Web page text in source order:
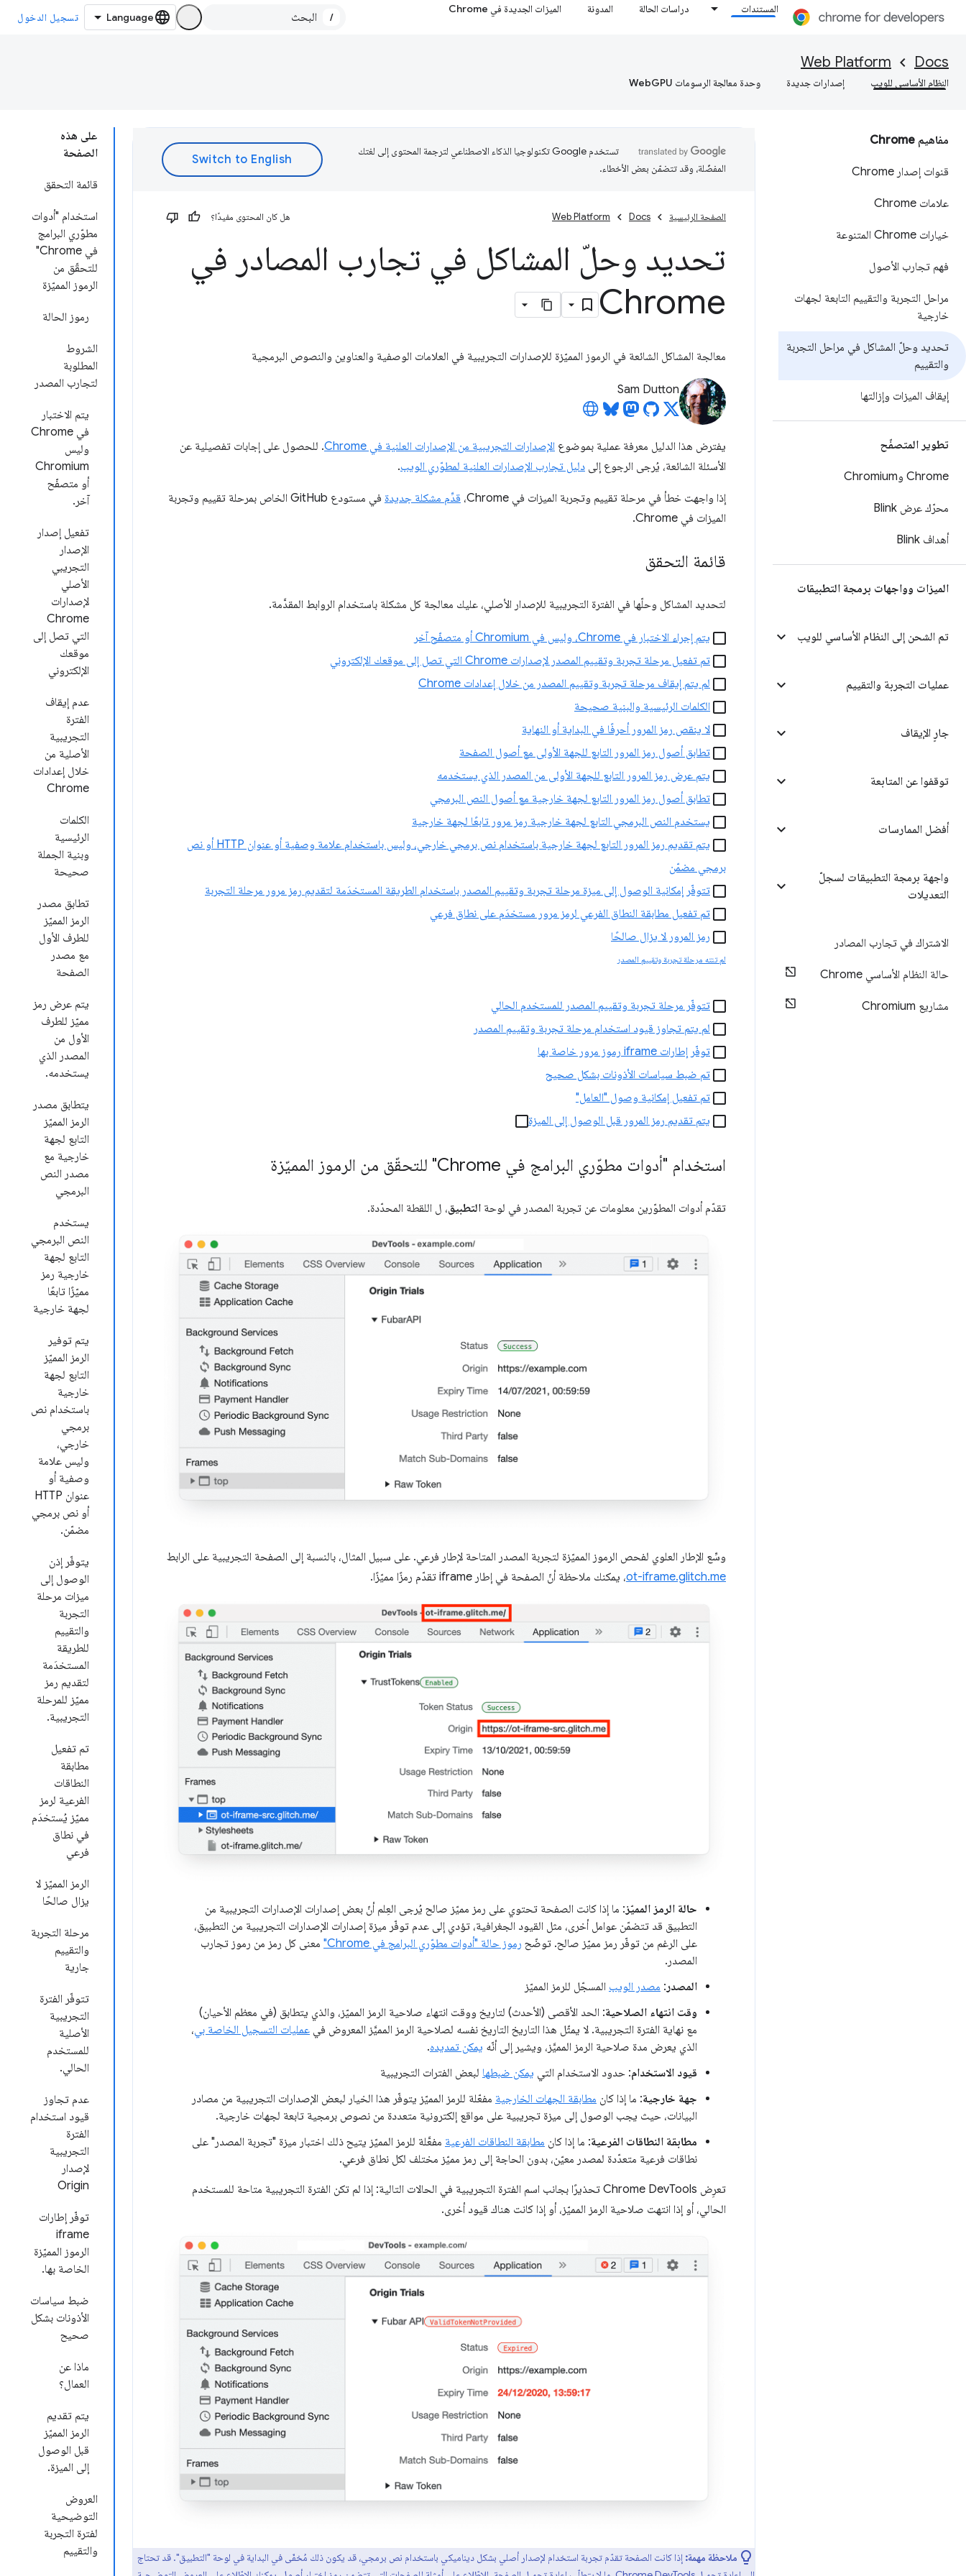
المستندات دراسات الحالة المدونة الميزات الجديدة في Chrome
/ تسجيل الدخول
Docs
Web Platform
النظام الأساسي للويب إصدارات جديدة وحدة معالجة الرسومات WebGPU
مفاهيم Chrome
قنوات إصدار Chrome
علامات Chrome
خيارات Chrome المتنوعة
فهم تجارب الأصول
مراحل التجربة والتقييم التابعة لجهات
خارجية
تحديد وحلّ المشاكل في مراحل التجربة
والتقييم
إيقاف الميزات وإزالتها
تطوير المتصفّح
Chrome وChromium
محرّك عرض Blink
أهداف Blink
الميزات وواجهات برمجة التطبيقات
تم الشحن إلى النظام الأساسي للويب
عمليات التجربة والتقييم
جارٍ الإيقاف
توقفوا عن المتابعة
أفضل الممارسات
واجهة برمجة التطبيقات لسجلّ
التعديلات
الاشتراك في تجارب المصادر
حالة النظام الأساسي Chrome
مشاريع Chromium
على هذه
الصفحة
قائمة التحقق
استخدام "أدوات
مطوّري البرامج
في Chrome"
للتحقّق من
الرموز المميّزة
رموز الحالة
الشروط
المطلوبة
لتجارب المصدر
يتم الاختبار
في Chrome
وليس
Chromium
أو متصفّح
آخر.
تفعيل إصدار
الإصدار
التجريبي
الأصلي
لإصدارات
Chrome
التي تصل إلى
موقعك
الإلكتروني
عدم إيقاف
الفترة
التجريبية
الأصلية من
خلال إعدادات
Chrome
الكلمات
الرئيسية
وبنية الجملة
صحيحة
تطابق مصدر
الرمز المميّز
للطرف الأول
مع مصدر
الصفحة
يتم عرض رمز
مميّز للطرف
الأول من
المصدر الذي
يستخدمه.
يتطابق مصدر
الرمز المميّز
التابع لجهة
خارجية مع
مصدر النص
البرمجي
يستخدم
النص البرمجي
التابع لجهة
خارجية رمز
مميّزًا تابعًا
لجهة خارجية
يتم توفير
الرمز المميّز
التابع لجهة
خارجية
باستخدام نص
برمجي
خارجي،
وليس علامة
وصفية أو
عنوان HTTP
أو نص برمجي
مضمّن.
يتوفّر إذن
الوصول إلى
ميزات مرحلة
التجربة
والتقييم
للطريقة
المستخدَمة
لتقديم رمز
مميّز للمرحلة
التجريبية.
تم تفعيل
مطابقة
النطاقات
الفرعية لرمز
مميّز يُستخدَم
في نطاق
فرعي
الرمز المميّز لا
يزال صالحًا
مرحلة التجربة
والتقييم
جارية
تتوفّر الفترة
التجريبية
الأصلية
للمستخدم
الحالي.
عدم تجاوز
قيود استخدام
الفترة
التجريبية
لإصدار
Origin
توفّر إطارات
iframe
الرموز المميّزة
الخاصة بها.
ضبط سياسات
الأذونات بشكل
صحيح
ماذا عن
العمال؟
يتم تقديم
الرمز المميّز
قبل الوصول
إلى الميزة.
العروض
التوضيحية
لفترة التجربة
والتقييم
تستخدم Google تكنولوجيا الذكاء الاصطناعي لترجمة المحتوى إلى لغتك
المفضّلة، وقد تتضمّن بعض الأخطاء.
الصفحة الرئيسية Docs
Web Platform هل كان المحتوى مفيدًا؟
تحديد وحلّ المشاكل في تجارب المصادر في
Chrome
معالجة المشاكل الشائعة في الرموز المميّزة للإصدارات التجريبية في العلامات الوصفية والعناوين والنصوص البرمجية
Sam Dutton
يفترض هذا الدليل معرفة عملية بموضوع الإصدارات التجريبية من الإصدارات العلنية في Chrome
. للحصول على إجابات تفصيلية عن
الأسئلة الشائعة، يُرجى الرجوع إلى دليل تجارب الإصدارات العلنية لمطوّري الويب.
إذا واجهت خطأ في مرحلة تقييم وتجربة الميزات في Chrome، قدِّم مشكلة جديدة
في مستودع GitHub الخاص بمرحلة تقييم وتجربة
الميزات في Chrome.
قائمة التحقق
لتحديد المشاكل وحلّها في الفترة التجريبية للإصدار الأصلي، عليك معالجة كل مشكلة باستخدام الروابط المقدَّمة.
يتم إجراء الاختبار في Chrome، وليس في Chromium أو متصفّح آخر
تم تفعيل مرحلة تجربة وتقييم المصدر لإصدارات Chrome التي تصل إلى موقعك الإلكتروني
لم يتم إيقاف مرحلة تجربة وتقييم المصدر من خلال إعدادات Chrome
الكلمات الرئيسية والبنية صحيحة
لا ينقص رمز المرور أحرفًا في البداية أو النهاية
تطابق أصول رمز المرور التابع للجهة الأولى مع أصول الصفحة
يتم عرض رمز المرور التابع للجهة الأولى من المصدر الذي يستخدمه
تطابق أصول رمز المرور التابع لجهة خارجية مع أصول النص البرمجي
يستخدم النص البرمجي التابع لجهة خارجية رمز مرور تابعًا لجهة خارجية
يتم تقديم رمز المرور التابع لجهة خارجية باستخدام نص برمجي خارجي، وليس باستخدام علامة وصفية أو عنوان HTTP أو نص
برمجي مضمّن
تتوفّر إمكانية الوصول إلى ميزة مرحلة تجربة وتقييم المصدر باستخدام الطريقة المستخدَمة لتقديم رمز مرور مرحلة التجربة
تم تفعيل مطابقة النطاق الفرعي لرمز مرور مستخدَم على نطاق فرعي
رمز المرور لا يزال صالحًا
لم تنته مرحلة تجربة وتقييم المصدر
تتوفّر مرحلة تجربة وتقييم المصدر للمستخدم الحالي
لم يتم تجاوز قيود استخدام مرحلة تجربة وتقييم المصدر
توفّر إطارات iframe رموز مرور خاصة بها
تم ضبط سياسات الأذونات بشكل صحيح
تم تفعيل إمكانية وصول "العامل"
يتم تقديم رمز المرور قبل الوصول إلى الميزة
استخدام "أدوات مطوّري البرامج في Chrome" للتحقّق من الرموز المميّزة
تقدّم أدوات المطوّرين معلومات عن تجربة المصدر في لوحة التطبيق، ل اللقطة المحدّدة.
وسِّع الإطار العلوي لفحص الرموز المميّزة لتجربة المصدر المتاحة لإطار فرعي. على سبيل المثال، بالنسبة إلى الصفحة التجريبية على الرابط
ot-iframe.glitch.me، يمكنك ملاحظة أنّ الصفحة في إطار iframe تقدّم رمزًا مميّزًا.
حالة الرمز المميّز: ما إذا كانت الصفحة تحتوي على رمز مميّز صالح يُرجى العِلم أنّ بعض إصدارات الإصدارات التجريبية من
التطبيق قد تتضمّن عوامل أخرى، مثل القيود الجغرافية، تؤدي إلى عدم توفّر ميزة إصدارات الإصدارات التجريبية من التطبيق،
على الرغم من توفّر رمز مميّز صالح. توضّح رموز حالة "أدوات مطوّري البرامج في Chrome"
معنى كل رمز من رموز تجارب
المصدر.
المصدر : مصدر الويب المسجّل للرمز المميّز
وقت انتهاء الصلاحية: الحد الأقصى (الأحدث) لتاريخ ووقت انتهاء صلاحية الرمز المميّز، والذي يتطابق (في معظم الأحيان)
مع نهاية الفترة التجريبية. لا يمثّل هذا التاريخ التاريخ نفسه لصلاحية الرمز المميَّز المعروض في عمليات التسجيل الخاصة بي،
الذي يعرض مدة صلاحية الرمز المميَّز، ويشير إلى أنّه يمكن تمديده.
قيود الاستخدام: حدود الاستخدام التي يمكن ضبطها لبعض الفترات التجريبية
جهة خارجية: ما إذا كان مطابقة الجهات الخارجية مفعّلة للرمز المميّز يتوفّر هذا الخيار لبعض الإصدارات التجريبية من مصادر
البيانات، حيث يجب الوصول إلى ميزة تجريبية على مواقع إلكترونية متعددة من نصوص برمجية تابعة لجهات خارجية.
مطابقة النطاقات الفرعية: ما إذا كان مطابقة النطاقات الفرعية مفعَّلة للرمز المميّز يتيح ذلك اختبار ميزة "تجربة المصدر" على
نطاقات فرعية متعدّدة لمصدر معيّن، بدون الحاجة إلى رمز مميّز مختلف لكل نطاق فرعي.
تعرِض Chrome DevTools تحذيرًا بجانب اسم الفترة التجريبية في الحالات التالية: إذا لم تكن الفترة التجريبية متاحة للمستخدم
الحالي، أو إذا انتهت صلاحية الرمز المميّز، أو إذا كانت هناك قيود أخرى.
ملاحظة مهمة: إذا كانت الصفحة تقدّم تجربة استخدام لإصدار أصلي بشكل ديناميكي باستخدام نص برمجي، قد يكون ذلك مُخفّى في البداية في لوحة "التطبيق". قد تحتاج